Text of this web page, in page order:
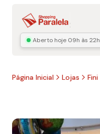
Aberto hoje 09h às 22h
Página Inicial Lojas
Fini